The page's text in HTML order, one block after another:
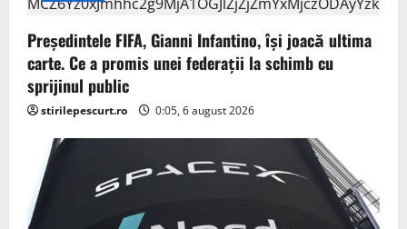
n
Președintele FIFA, Gianni Infantino, îşi joacă ultima
carte. Ce a promis unei federații la schimb cu
sprijinul public
stirilepescurt.ro 0:05, 6 august 2026